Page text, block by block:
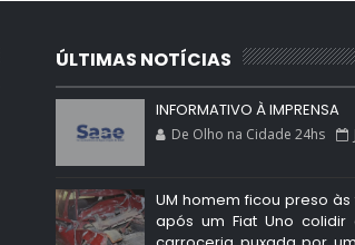
ÚLTIMAS NOTÍCIAS
INFORMATIVO À IMPRENSA
De Olho na Cidade 24hs
UM homem ficou preso
após um Fiat Uno colidir